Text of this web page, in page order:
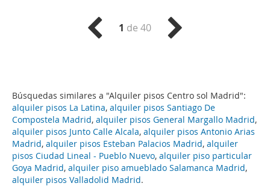
Búsquedas similares a "Alquiler pisos Centro sol Madrid":
alquiler pisos La Latina, alquiler pisos Santiago De
Compostela Madrid, alquiler pisos General Margallo Madrid,
alquiler pisos Junto Calle Alcala, alquiler pisos Antonio Arias
Madrid, alquiler pisos Esteban Palacios Madrid, alquiler
pisos Ciudad Lineal - Pueblo Nuevo, alquiler piso particular
Goya Madrid, alquiler piso amueblado Salamanca Madrid,
alquiler pisos Valladolid Madrid.
1 de 40